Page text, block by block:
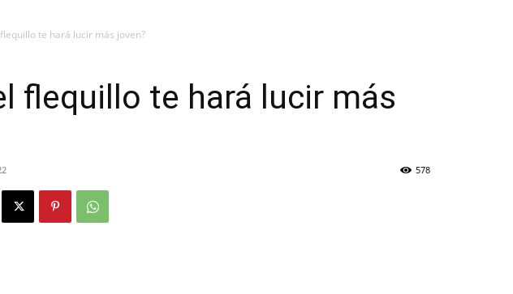
te hará lucir más joven?
flequillo te hará lucir más
578